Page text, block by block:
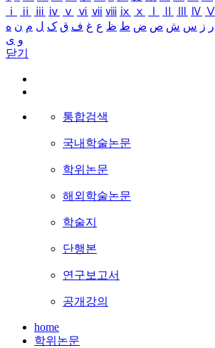
ⅰ
ⅱ ⅲ ⅳ ⅴ ⅵ ⅶ ⅷ ⅸ ⅹ Ⅳ Ⅴ
ر ز س ش ص ض ط ظ ع غ ف ق ک ل م ن ه
و ی
닫기
통합검색
국내학술논문
학위논문
해외학술논문
학술지
단행본
연구보고서
공개강의
home
학위논문